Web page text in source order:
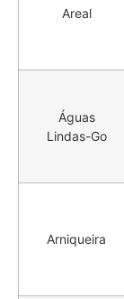
Areal
Águas
Lindas-Go
Arniqueira